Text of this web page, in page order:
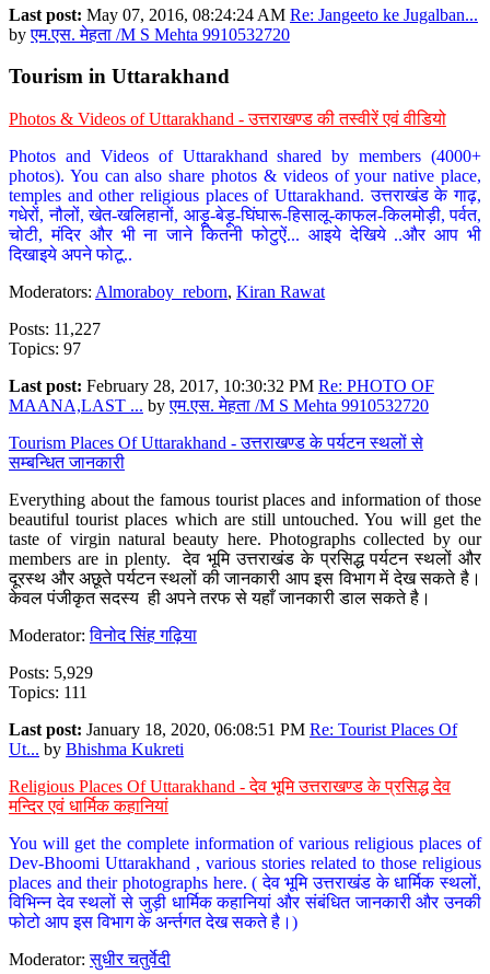
Last post: May 07, 2016, 08:24:24 AM Re: Jangeeto ke Jugalban...
byएम.एस. मेहता /M S Mehta 9910532720
Tourism in Uttarakhand
Photos & Videos of Uttarakhand - उत्तराखण्ड की तस्वीरें एवं वीडियो
Photos and Videos of Uttarakhand shared by members (4000+
photos). You can also share photos & videos of your native place,
temples and other religious places of Uttarakhand. उत्तराखंड के गाढ़,
गधेरों, नौलों, खेत-खलिहानों, आड़ू-बेड़ू-घिंघारू-हिसालू-काफल-किलमोड़ी, पर्वत,
चोटी, मंदिर और भी ना जाने कितनी फोटुऐं... आइये देखिये ..और आप भी
दिखाइये अपने फोटू..
Moderators: Almoraboy_reborn, Kiran Rawat
Posts: 11,227
Topics: 97
Last post: February 28, 2017, 10:30:32 PM Re: PHOTO OF
MAANA,LAST ... byएम.एस. मेहता /M S Mehta 9910532720
Tourism Places Of Uttarakhand - उत्तराखण्ड के पर्यटन स्थलों से
सम्बन्धित जानकारी
Everything about the famous tourist places and information of those
beautiful tourist places which are still untouched. You will get the
taste of virgin natural beauty here. Photographs collected by our
members are in plenty. देव भूमि उत्तराखंड के प्रसिद्ध पर्यटन स्थलों और
दूरस्थ और अछूते पर्यटन स्थलों की जानकारी आप इस विभाग में देख सकते है।
केवल पंजीकृत सदस्य ही अपने तरफ से यहाँ जानकारी डाल सकते है।
Moderator:विनोद सिंह गढ़िया
Posts: 5,929
Topics: 111
Last post: January 18, 2020, 06:08:51 PM Re: Tourist Places Of
Ut... by Bhishma Kukreti
Religious Places Of Uttarakhand - देव भूमि उत्तराखण्ड के प्रसिद्ध देव
मन्दिर एवं धार्मिक कहानियां
You will get the complete information of various religious places of
Dev-Bhoomi Uttarakhand , various stories related to those religious
places and their photographs here. ( देव भूमि उत्तराखंड के धार्मिक स्थलों,
विभिन्न देव स्थलों से जुड़ी धार्मिक कहानियां और संबंधित जानकारी और उनकी
फोटो आप इस विभाग के अर्न्तगत देख सकते है।)
Moderator:सुधीर चतुर्वेदी